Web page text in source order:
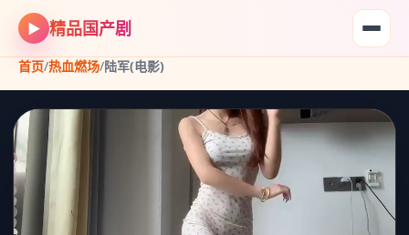
▶ 精品国产剧
首页/热血燃场/陆军(电影)